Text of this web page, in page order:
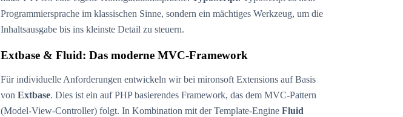
Programmiersprache im klassischen Sinne, sondern ein mächtiges Werkzeug, um die
Inhaltsausgabe bis ins kleinste Detail zu steuern.
Extbase & Fluid: Das moderne MVC-Framework
Für individuelle Anforderungen entwickeln wir bei mironsoft Extensions auf Basis
von Extbase. Dies ist ein auf PHP basierendes Framework, das dem MVC-Pattern
(Model-View-Controller) folgt. In Kombination mit der Template-Engine Fluid